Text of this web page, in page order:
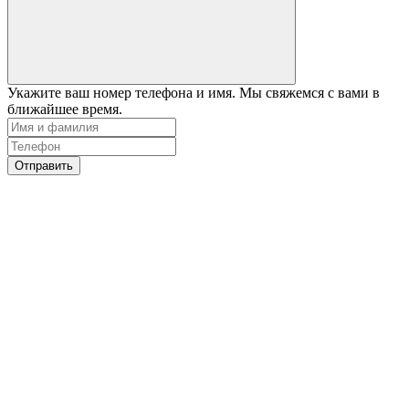
Укажите ваш номер телефона и имя. Мы свяжемся с вами в
ближайшее время.
Отправить